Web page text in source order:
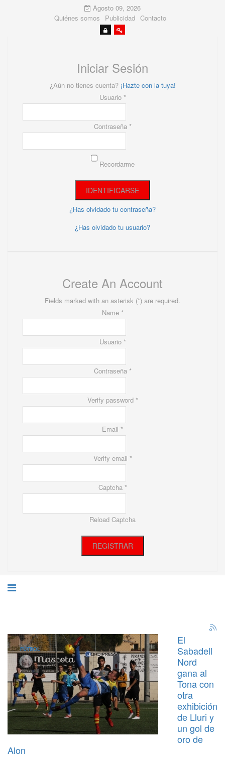
Agosto 09, 2026
Quiénes somos
Publicidad Contacto
Iniciar Sesión
¿Aún no tienes cuenta? ¡Hazte con la tuya!
Usuario *
Contraseña *
Recordarme
¿Has olvidado tu contraseña?
¿Has olvidado tu usuario?
Create An Account
Fields marked with an asterisk (*) are required.
Name *
Usuario *
Contraseña *
Verify password *
Email *
Verify email *
Captcha *
Reload Captcha
REGISTRAR
FÚTBOL
El
Sabadell
Nord
gana al
Tona con
otra
exhibición
de Lluri y
un gol de
oro de
Alon